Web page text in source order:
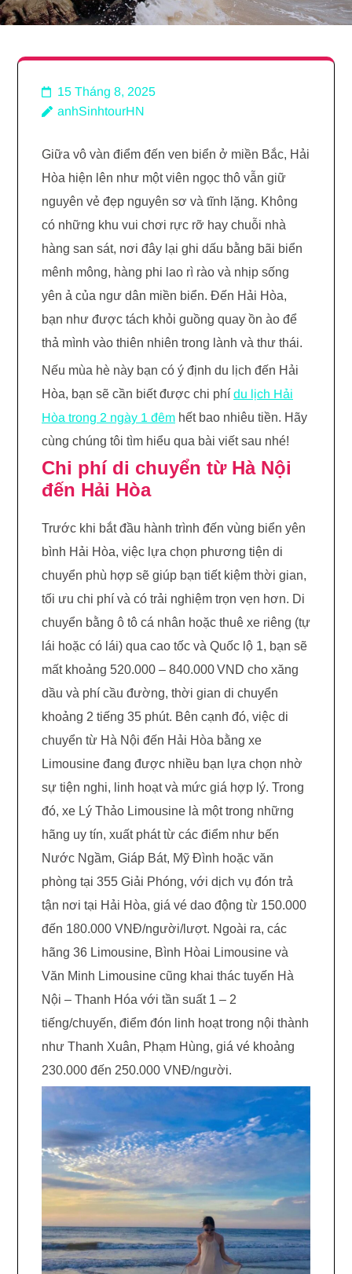
15 Tháng 8, 2025
anhSinhtourHN
Giữa vô vàn điểm đến ven biển ở miền Bắc, Hải
Hòa hiện lên như một viên ngọc thô vẫn giữ
nguyên vẻ đẹp nguyên sơ và tĩnh lặng. Không
có những khu vui chơi rực rỡ hay chuỗi nhà
hàng san sát, nơi đây lại ghi dấu bằng bãi biển
mênh mông, hàng phi lao rì rào và nhịp sống
yên ả của ngư dân miền biển. Đến Hải Hòa,
bạn như được tách khỏi guồng quay ồn ào để
thả mình vào thiên nhiên trong lành và thư thái.
Nếu mùa hè này bạn có ý định du lịch đến Hải
Hòa, bạn sẽ cần biết được chi phí du lịch Hải
Hòa trong 2 ngày 1 đêm hết bao nhiêu tiền. Hãy
cùng chúng tôi tìm hiểu qua bài viết sau nhé!
Chi phí di chuyển từ Hà Nội
đến Hải Hòa
Trước khi bắt đầu hành trình đến vùng biển yên
bình Hải Hòa, việc lựa chọn phương tiện di
chuyển phù hợp sẽ giúp bạn tiết kiệm thời gian,
tối ưu chi phí và có trải nghiệm trọn vẹn hơn. Di
chuyển bằng ô tô cá nhân hoặc thuê xe riêng (tự
lái hoặc có lái) qua cao tốc và Quốc lộ 1, bạn sẽ
mất khoảng 520.000 – 840.000 VND cho xăng
dầu và phí cầu đường, thời gian di chuyển
khoảng 2 tiếng 35 phút. Bên cạnh đó, việc di
chuyển từ Hà Nội đến Hải Hòa bằng xe
Limousine đang được nhiều bạn lựa chọn nhờ
sự tiện nghi, linh hoạt và mức giá hợp lý. Trong
đó, xe Lý Thảo Limousine là một trong những
hãng uy tín, xuất phát từ các điểm như bến
Nước Ngầm, Giáp Bát, Mỹ Đình hoặc văn
phòng tại 355 Giải Phóng, với dịch vụ đón trả
tận nơi tại Hải Hòa, giá vé dao động từ 150.000
đến 180.000 VNĐ/người/lượt. Ngoài ra, các
hãng 36 Limousine, Bình Hòai Limousine và
Văn Minh Limousine cũng khai thác tuyến Hà
Nội – Thanh Hóa với tần suất 1 – 2
tiếng/chuyến, điểm đón linh hoạt trong nội thành
như Thanh Xuân, Phạm Hùng, giá vé khoảng
230.000 đến 250.000 VNĐ/người.